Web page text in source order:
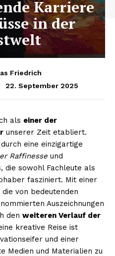
Karriere
in der
Friedrich
22. September 2025
als einer der
unserer Zeit etabliert.
eine einzigartige
Raffinesse und
die sowohl Fachleute als
fasziniert. Mit einer
von bedeutenden
Auszeichnungen
den weiteren Verlauf der
kreative Reise ist
und einer
Medien und Materialien zu